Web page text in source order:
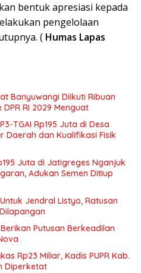
bentuk apresiasi kepada
pengelolaan
( Humas Lapas
Banyuwangi Diikuti Ribuan
RI 2029 Menguat
TGAI Rp195 Juta di Desa
Daerah dan Kualifikasi Fisik
Juta di Jatigreges Nganjuk
Adukan Semen Ditiup
Jendral Listyo, Ratusan
Putusan Berkeadilan
Rp23 Miliar, Kadis PUPR Kab.
Diperketat